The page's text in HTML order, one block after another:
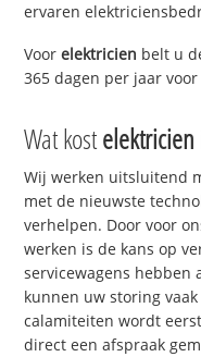
ervaren
Voorelektricien belt u
365 dagen per jaar
Wat kostelektricien
Wij werken uitsluitend
met de nieuwste
verhelpen. Door voor
werken is de kans op
servicewagens hebben
kunnen uw storing
calamiteiten wordt
direct een afspraak